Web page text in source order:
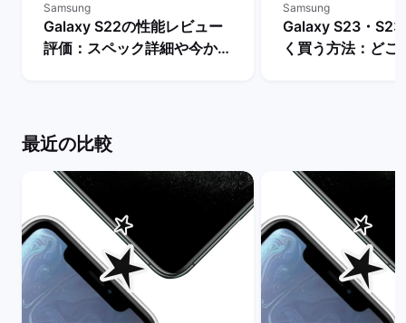
Samsung
Galaxy S22の性能レビュー
評価：スペック詳細や今から
Samsung
Galaxy S23・
く買う方法：どこ
最近の比較